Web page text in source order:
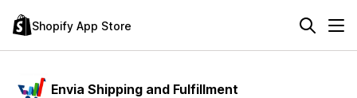
Shopify App Store
Envia Shipping and Fulfillment